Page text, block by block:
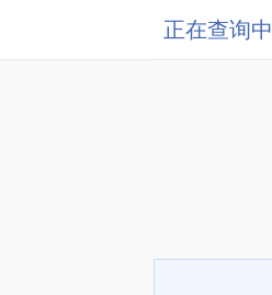
正在查询中